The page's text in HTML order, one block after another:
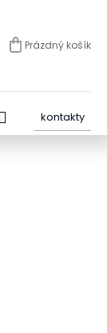
NÁKUPNÍ
Prázdný košík
kontakty